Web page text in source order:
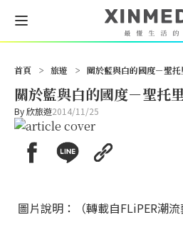
首頁 > 旅遊 > 關於藍與白的國度－聖托
關於藍與白的國度－聖托
By欣旅遊2014/11/25
圖片說明：（轉載自FLiPER潮流